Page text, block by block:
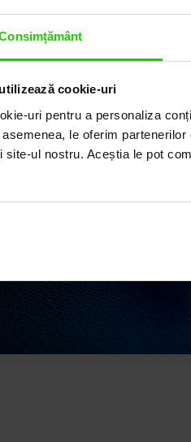
cookie-uri
uri pentru a personaliza
le oferim
site-ul nostru. Aceștia le pot
STILUL
pentru bijuterii elegante
mândrim cu o vastă
din aur, argint și